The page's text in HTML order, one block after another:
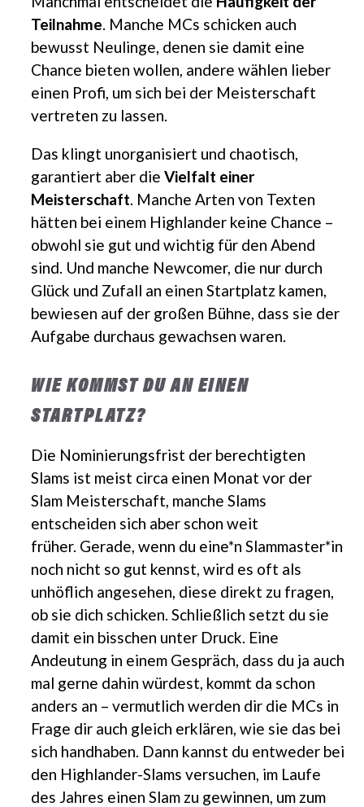
Teilnahme . Manche MCs schicken auch
bewusst Neulinge, denen sie damit eine
Chance bieten wollen, andere wählen lieber
einen Profi, um sich bei der Meisterschaft
vertreten zu lassen.
Das klingt unorganisiert und chaotisch,
garantiert aber die Vielfalt einer
Meisterschaft . Manche Arten von Texten
hätten bei einem Highlander keine Chance –
obwohl sie gut und wichtig für den Abend
sind. Und manche Newcomer, die nur durch
Glück und Zufall an einen Startplatz kamen,
bewiesen auf der großen Bühne, dass sie der
Aufgabe durchaus gewachsen waren.
WIE KOMMST DU AN EINEN
STARTPLATZ?
Die Nominierungsfrist der berechtigten
Slams ist meist circa einen Monat vor der
Slam Meisterschaft, manche Slams
entscheiden sich aber schon weit
früher. Gerade, wenn du eine*n Slammaster*in
noch nicht so gut kennst, wird es oft als
unhöflich angesehen, diese direkt zu fragen,
ob sie dich schicken. Schließlich setzt du sie
damit ein bisschen unter Druck. Eine
Andeutung in einem Gespräch, dass du ja auch
mal gerne dahin würdest, kommt da schon
anders an – vermutlich werden dir die MCs in
Frage dir auch gleich erklären, wie sie das bei
sich handhaben. Dann kannst du entweder bei
den Highlander-Slams versuchen, im Laufe
des Jahres einen Slam zu gewinnen, um zum